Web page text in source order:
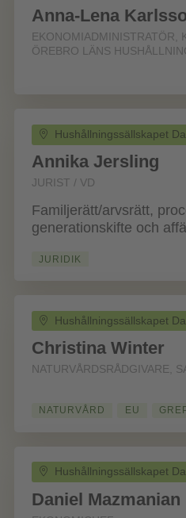
Anna-Lena
EKONOMIADMINISTRATÖR,
ÖREBRO LÄNS
Hushållningssällskapet
Annika Jersling
JURIST / VD
Familjerätt/arvsrätt,
generationskifte och
JURIDIK
Hushållningssällskapet
Christina Winter
NATURVÅRDSRÅDGIVARE,
NATURVÅRD EU
Hushållningssällskapet
Daniel Mazmanian